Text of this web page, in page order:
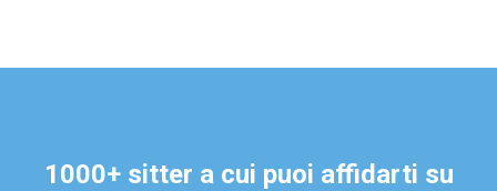
1000+ sitter a cui puoi affidarti su